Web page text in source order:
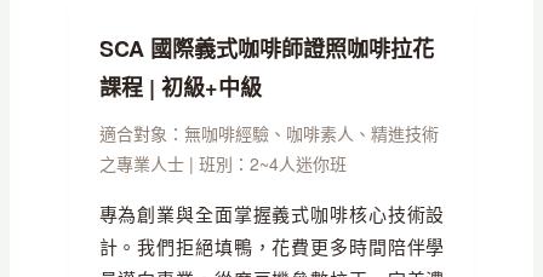
SCA 國際義式咖啡師證照咖啡拉花
課程 | 初級+中級
適合對象：無咖啡經驗、咖啡素人、精進技術
之專業人士 | 班別：2~4人迷你班
專為創業與全面掌握義式咖啡核心技術設
計。我們拒絕填鴨，花費更多時間陪伴學